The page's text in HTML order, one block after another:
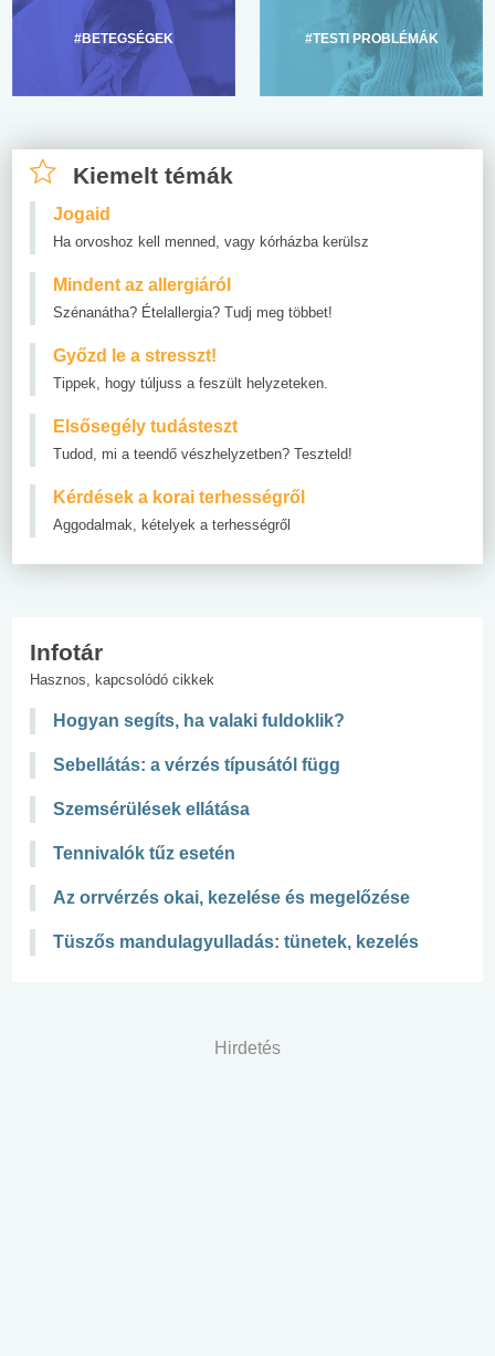
#BETEGSÉGEK #TESTI PROBLÉMÁK
Kiemelt témák
Jogaid
Ha orvoshoz kell menned, vagy kórházba kerülsz
Mindent az allergiáról
Szénanátha? Ételallergia? Tudj meg többet!
Győzd le a stresszt!
Tippek, hogy túljuss a feszült helyzeteken.
Elsősegély tudásteszt
Tudod, mi a teendő vészhelyzetben? Teszteld!
Kérdések a korai terhességről
Aggodalmak, kételyek a terhességről
Infotár
Hasznos, kapcsolódó cikkek
Hogyan segíts, ha valaki fuldoklik?
Sebellátás: a vérzés típusától függ
Szemsérülések ellátása
Tennivalók tűz esetén
Az orrvérzés okai, kezelése és megelőzése
Tüszős mandulagyulladás: tünetek, kezelés
Hirdetés